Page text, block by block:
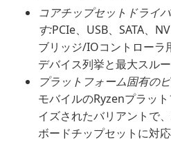
コアチップセットドライ
す:PCIe、USB、SATA、
ブリッジ/IOコントローラ
デバイス列挙と最大スル
プラットフォーム固有の
モバイルのRyzenプラッ
イズされたバリアントで
ボードチップセットに対応